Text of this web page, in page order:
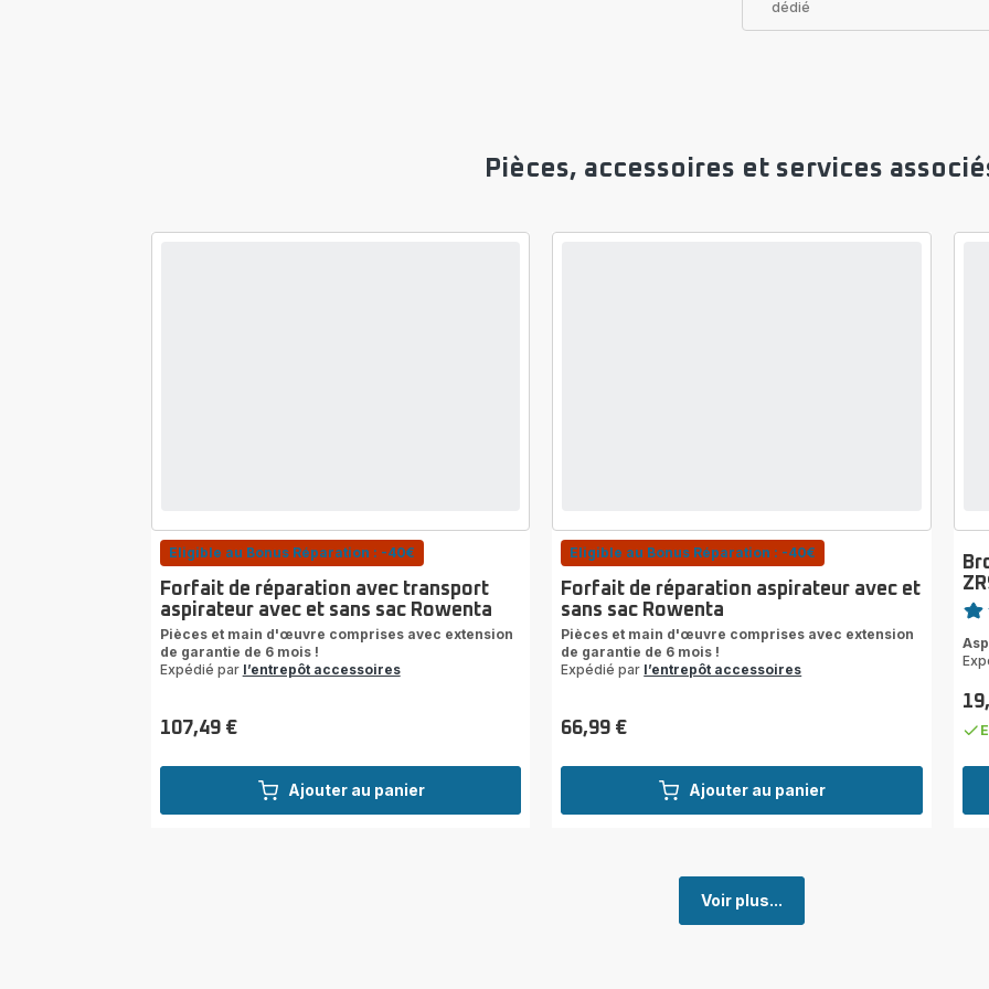
dédié
Pièces, accessoires et services
Ajouter au panier
Eligible au Bonus Réparation : -40€
Forfait de réparation avec transport
aspirateur avec et sans sac Rowenta
Pièces et main d'œuvre comprises avec extension
de garantie de 6 mois !
Expédié par l’entrepôt accessoires
Prix
107,49 €
Ajouter au panier
Eligible au Bonus Réparation : -40€
Forfait de réparation aspirateur avec et
sans sac Rowenta
Pièces et main d'œuvre comprises avec extension
de garantie de 6 mois !
Expédié par l’entrepôt accessoires
Prix
66,99 €
Note
Prix
Voir plus...